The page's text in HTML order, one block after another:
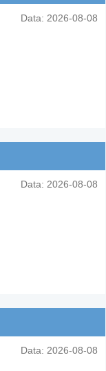
Data: 2026-08-08
Data: 2026-08-08
Data: 2026-08-08